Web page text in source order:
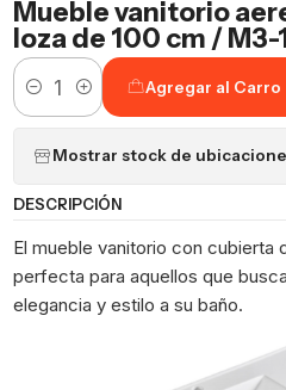
Mueble vanitorio
loza de 100 cm /
Cantidad
Agregar al Carro
Mostrar stock de
DESCRIPCIÓN
El mueble vanitorio con cubierta
perfecta para aquellos que
elegancia y estilo a su baño.